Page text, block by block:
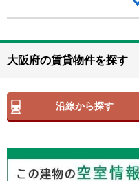
大阪府の賃貸物件を探す
沿線から探す